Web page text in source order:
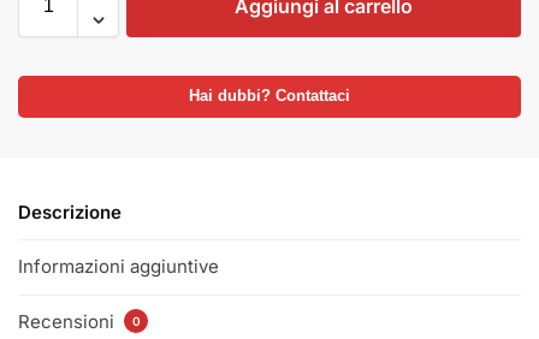
Aggiungi al carrello
Hai dubbi? Contattaci
Descrizione
Informazioni aggiuntive
Recensioni 0